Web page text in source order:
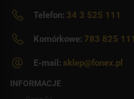
Telefon: 34 3 525 111
Komórkowe: 783 825 111
E-mail: sklep@fonex.pl
INFORMACJE